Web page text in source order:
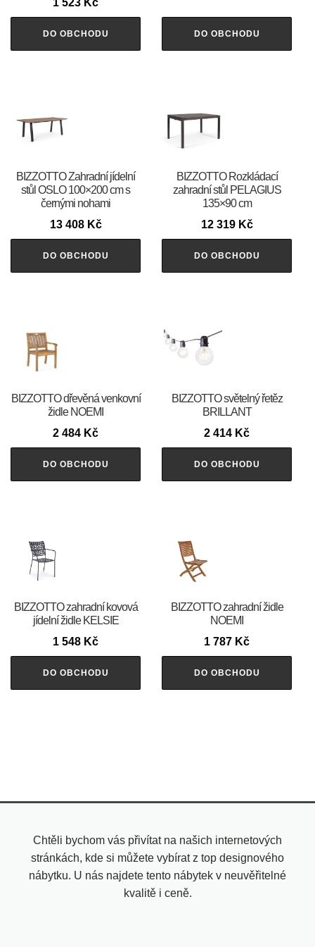
DO OBCHODU DO OBCHODU
BIZZOTTO Zahradní jídelní
stůl OSLO 100×200 cm s
černými nohami
13 408 Kč
DO OBCHODU
BIZZOTTO Rozkládací
zahradní stůl PELAGIUS
135×90 cm
12 319 Kč
DO OBCHODU
BIZZOTTO dřevěná venkovní
židle NOEMI
2 484 Kč
DO OBCHODU
BIZZOTTO světelný řetěz
BRILLANT
2 414 Kč
DO OBCHODU
BIZZOTTO zahradní kovová
jídelní židle KELSIE
1 548 Kč
DO OBCHODU
BIZZOTTO zahradní židle
NOEMI
1 787 Kč
DO OBCHODU
Chtěli bychom vás přivítat na našich internetových
stránkách, kde si můžete vybírat z top designového
nábytku. U nás najdete tento nábytek v neuvěřitelné
kvalitě i ceně.